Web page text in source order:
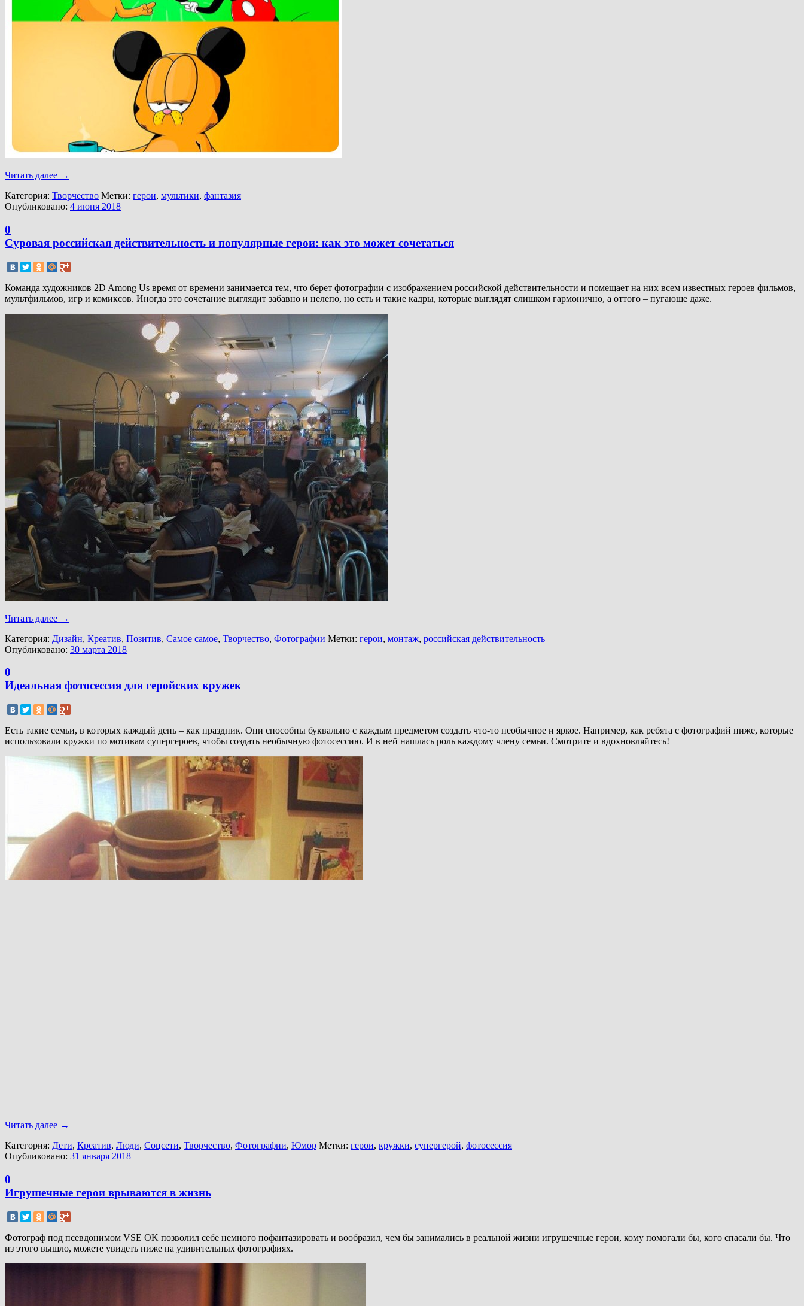
Читать далее →
Категория: Творчество Метки: герои, мультики, фантазия
Опубликовано: 4 июня 2018
0
Суровая российская действительность и популярные герои: как это может сочетаться
Команда художников 2D Among Us время от времени занимается тем, что берет фотографии с изображением российской действительности и помещает на них всем известных героев фильмов,
мультфильмов, игр и комиксов. Иногда это сочетание выглядит забавно и нелепо, но есть и такие кадры, которые выглядят слишком гармонично, а оттого – пугающе даже.
Читать далее →
Категория: Дизайн, Креатив, Позитив, Самое самое, Творчество, Фотографии Метки: герои, монтаж, российская действительность
Опубликовано: 30 марта 2018
0
Идеальная фотосессия для геройских кружек
Есть такие семьи, в которых каждый день – как праздник. Они способны буквально с каждым предметом создать что-то необычное и яркое. Например, как ребята с фотографий ниже, которые
использовали кружки по мотивам супергероев, чтобы создать необычную фотосессию. И в ней нашлась роль каждому члену семьи. Смотрите и вдохновляйтесь!
Читать далее →
Категория: Дети, Креатив, Люди, Соцсети, Творчество, Фотографии, Юмор Метки: герои, кружки, супергерой, фотосессия
Опубликовано: 31 января 2018
0
Игрушечные герои врываются в жизнь
Фотограф под псевдонимом VSE OK позволил себе немного пофантазировать и вообразил, чем бы занимались в реальной жизни игрушечные герои, кому помогали бы, кого спасали бы. Что
из этого вышло, можете увидеть ниже на удивительных фотографиях.